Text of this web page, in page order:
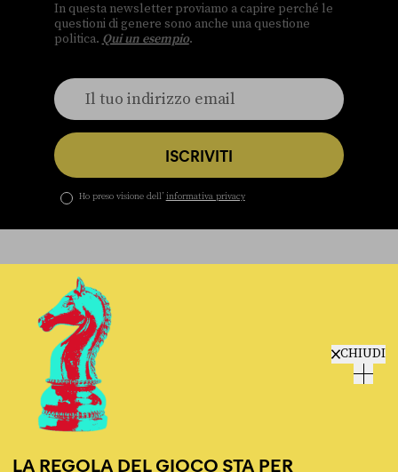
CHIUDI
LA REGOLA DEL GIOCO STA PER
In questa newsletter proviamo a capire perché le
questioni di genere sono anche una questione
politica. Qui un esempio.
ISCRIVITI
Ho preso visione dell’ informativa privacy
ULTIMI FACT-CHECKING
ROBERTO VANNACCI
FUTURO NAZIONALE
«la Commissione europea deve archiviare subito la procedura
d’infrazione»
Ansa
28 LUGLIO 2026